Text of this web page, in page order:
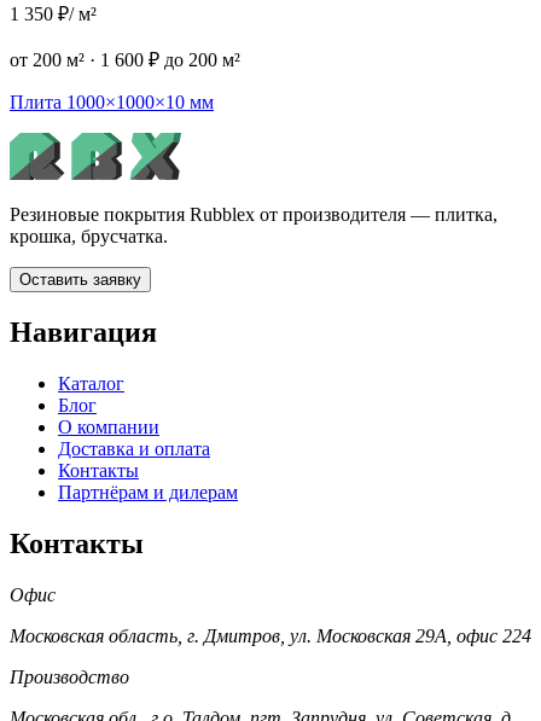
1 350 ₽/ м²
от 200 м² · 1 600 ₽ до 200 м²
Плита 1000×1000×10 мм
Резиновые покрытия Rubblex от производителя — плитка,
крошка, брусчатка.
Оставить заявку
Навигация
Каталог
Блог
О компании
Доставка и оплата
Контакты
Партнёрам и дилерам
Контакты
Офис
Московская область, г. Дмитров, ул. Московская 29А, офис 224
Производство